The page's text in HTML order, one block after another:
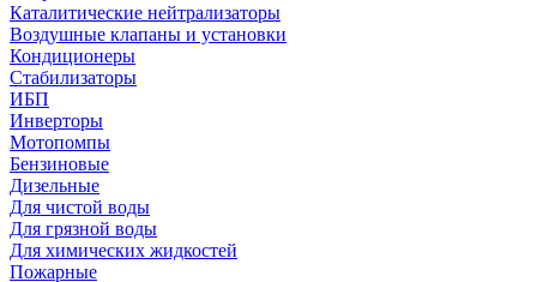
Каталитические нейтрализаторы
Воздушные клапаны и установки
Кондиционеры
Стабилизаторы
ИБП
Инверторы
Мотопомпы
Бензиновые
Дизельные
Для чистой воды
Для грязной воды
Для химических жидкостей
Пожарные